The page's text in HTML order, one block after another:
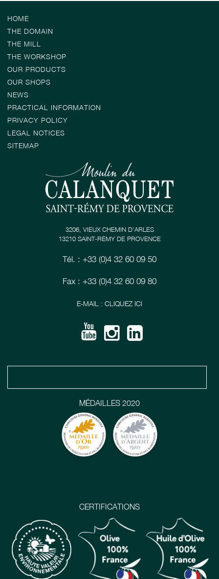
HOME
THE DOMAIN
THE MILL
THE WORKSHOP
OUR PRODUCTS
OUR SHOPS
NEWS
PRACTICAL INFORMATION
PRIVACY POLICY
LEGAL NOTICES
SITEMAP
CERTIFICATIONS
MÉDAILLES 2020
3206, VIEUX CHEMIN D’ARLES
13210 SAINT-RÉMY DE PROVENCE
Tél. : +33 (0)4 32 60 09 50
Fax : +33 (0)4 32 60 09 80
E-MAIL : CLIQUEZ ICI